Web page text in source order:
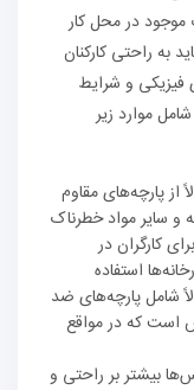
در محل کار
به راحتی کارکنان
فیزیکی و شرایط
موارد زیر
از پارچه‌های مقاوم
و سایر مواد خطرناک
کارگران در
استفاده
شامل پارچه‌های ضد
است که در مواقع
بیشتر بر راحتی و